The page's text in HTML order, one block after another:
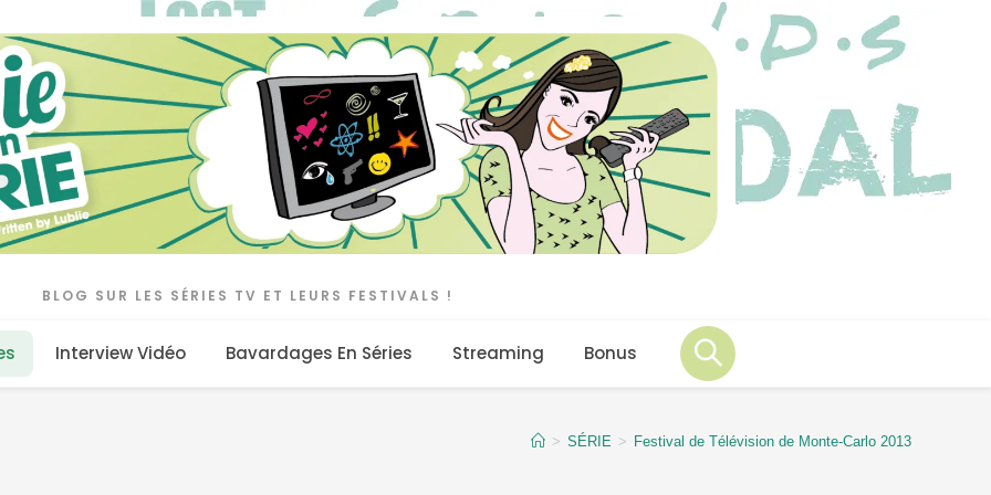
BLOG SUR LES SÉRIES TV ET LEURS FESTIVALS !
Interview Vidéo Bavardages En Séries Streaming Bonus
> SÉRIE > Festival de Télévision de Monte-Carlo 2013